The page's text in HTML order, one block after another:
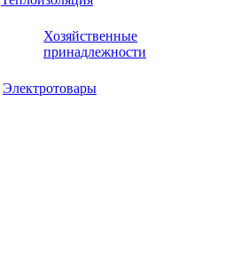
Хозяйственные
принадлежности
Электротовары